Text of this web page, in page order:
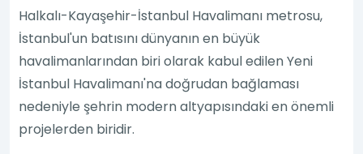
Halkalı-Kayaşehir-İstanbul Havalimanı metrosu,
İstanbul'un batısını dünyanın en büyük
havalimanlarından biri olarak kabul edilen Yeni
İstanbul Havalimanı'na doğrudan bağlaması
nedeniyle şehrin modern altyapısındaki en önemli
projelerden biridir.